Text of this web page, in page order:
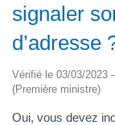
signaler
d’adresse
Vérifié le 03/03/2023
(Première ministre)
Oui, vous devez